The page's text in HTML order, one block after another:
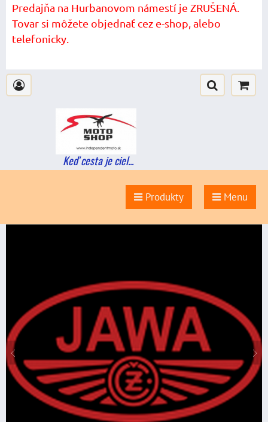
Predajňa na Hurbanovom námestí je ZRUŠENÁ.
Tovar si môžete objednať cez e-shop, alebo
telefonicky.
Keď cesta je ciel...
Produkty Menu